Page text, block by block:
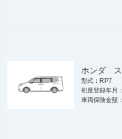
ホンダ ス
型式：RP7
初度登録年月
車両保険金額